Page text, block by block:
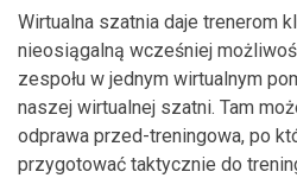
Wirtualna szatnia daje trenerom
nieosiągalną wcześniej
zespołu w jednym wirtualnym
naszej wirtualnej szatni. Tam
odprawa przed-treningowa, po
przygotować taktycznie do